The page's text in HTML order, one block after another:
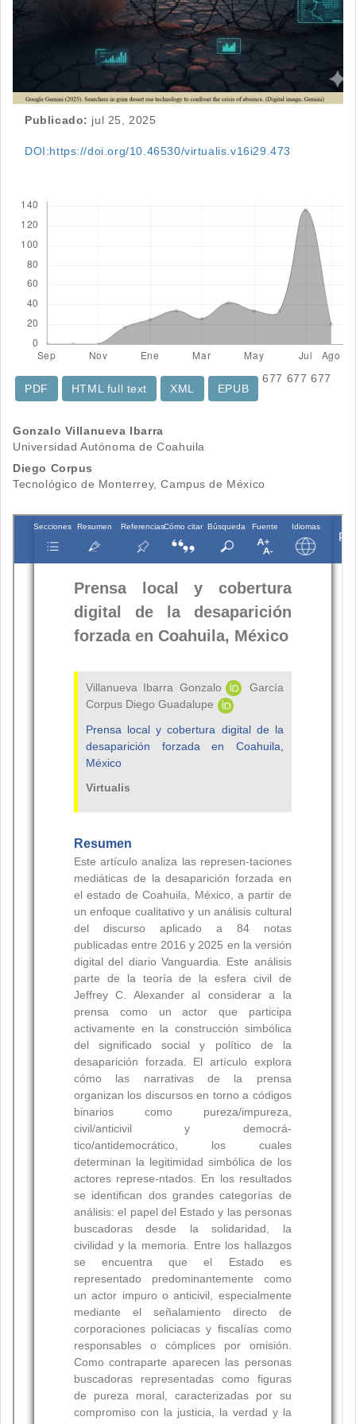
Publicado: jul 25, 2025
DOI:https://doi.org/10.46530/virtualis.v16i29.473
677
PDF
677
HTML full text
XML
677
EPUB
Contenido
principal
del
artículo
Gonzalo Villanueva Ibarra
Universidad Autónoma de Coahuila
Diego Corpus
Tecnológico de Monterrey, Campus de México